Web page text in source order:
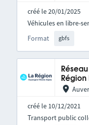
créé le 20/01/2025
Format gbfs
Véhicules en libre-
Région
créé le 10/12/2021
Transport public